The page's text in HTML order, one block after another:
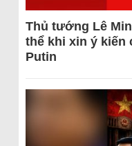
Thủ tướng Lê
thể khi xin ý kiến
Putin